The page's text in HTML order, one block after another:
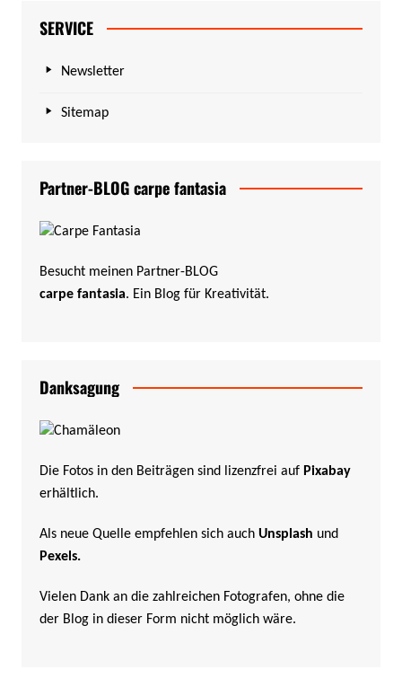
SERVICE
Newsletter
Sitemap
Partner-BLOG carpe fantasia
Besucht meinen Partner-BLOG
carpe fantasia. Ein Blog für Kreativität.
Danksagung
Die Fotos in den Beiträgen sind lizenzfrei auf Pixabay
erhältlich.
Als neue Quelle empfehlen sich auch Unsplash und
Pexels.
Vielen Dank an die zahlreichen Fotografen, ohne die
der Blog in dieser Form nicht möglich wäre.